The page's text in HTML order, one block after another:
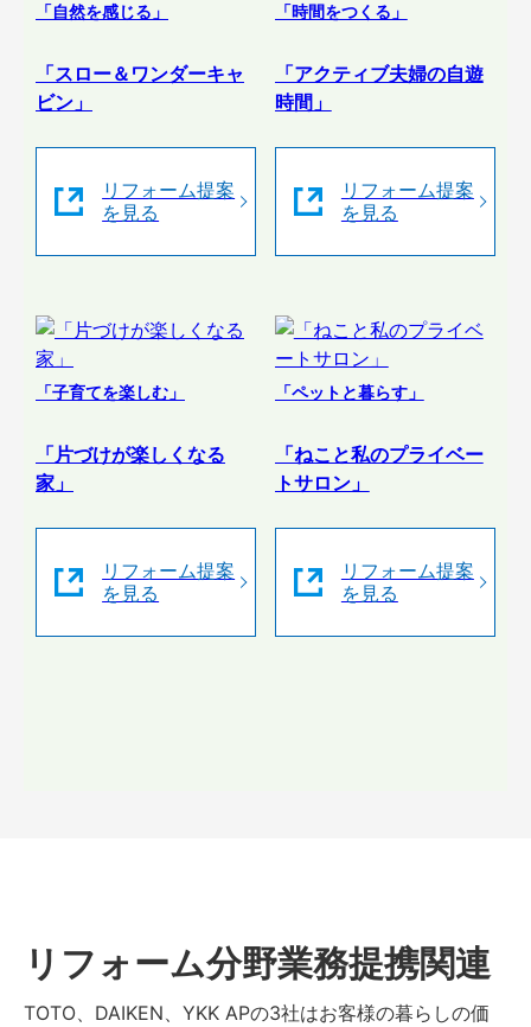
「自然を感じる」
「スロー＆ワンダーキャ
ビン」
リフォーム提案
を見る
「時間をつくる」
「アクティブ夫婦の自遊
時間」
リフォーム提案
を見る
「子育てを楽しむ」
「片づけが楽しくなる
家」
リフォーム提案
を見る
「ペットと暮らす」
「ねこと私のプライベー
トサロン」
リフォーム提案
を見る
リフォーム分野業務提携関連
TOTO、DAIKEN、YKK APの3社はお客様の暮らしの価